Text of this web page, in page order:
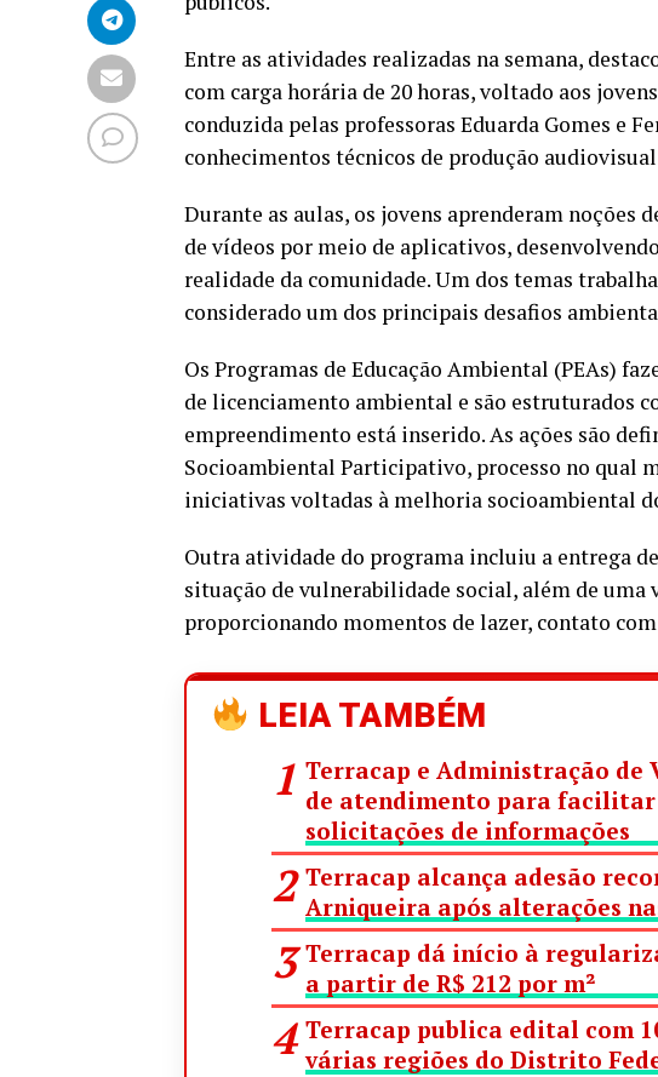
Entre as atividades realizadas na semana,
com carga horária de 20 horas, voltado aos
conduzida pelas professoras Eduarda Gomes e
conhecimentos técnicos de produção
Durante as aulas, os jovens aprenderam noções
de vídeos por meio de aplicativos,
realidade da comunidade. Um dos temas
considerado um dos principais desafios
Os Programas de Educação Ambiental (PEAs)
de licenciamento ambiental e são estruturados
empreendimento está inserido. As ações são
Socioambiental Participativo, processo no qual
iniciativas voltadas à melhoria socioambiental
Outra atividade do programa incluiu a entrega
situação de vulnerabilidade social, além de
proporcionando momentos de lazer, contato
LEIA TAMBÉM
Terracap e Administração de
de atendimento para facilitar
solicitações de informações
Terracap alcança adesão
Arniqueira após alterações
Terracap dá início à
a partir de R$ 212 por m²
Terracap publica edital com
várias regiões do Distrito